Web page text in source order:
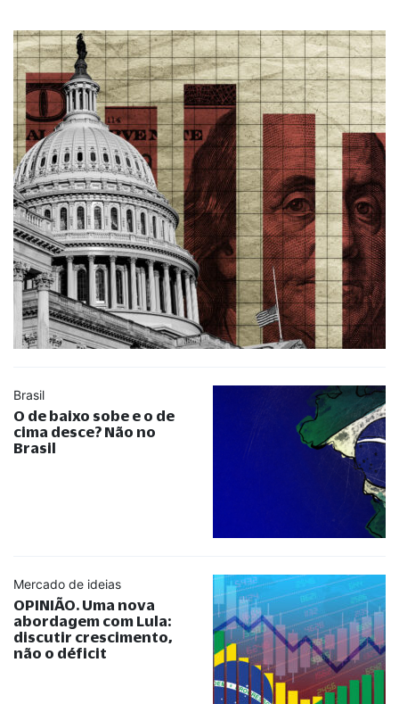
Brasil
O de baixo sobe e o de
cima desce? Não no
Brasil
Mercado de ideias
OPINIÃO. Uma nova
abordagem com Lula:
discutir crescimento,
não o déficit